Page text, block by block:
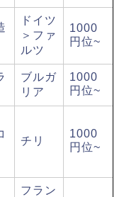
ドイツ
＞ファ
ルツ
1000
円位~
ブルガ
リア
1000
円位~
チリ
1000
円位~
フラン